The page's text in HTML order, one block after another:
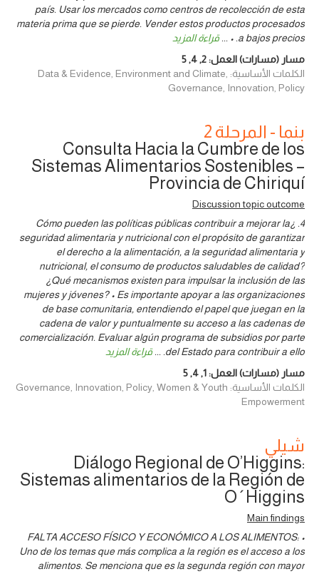
país. Usar los mercados como centros de recolección de esta
materia prima que se pierde. Vender estos productos procesados
a bajos precios. •
... قراءة المزيد
مسار (مسارات) العمل:2
,
4
,
5
الكلمات الأساسية: Data & Evidence, Environment and Climate,
Governance, Innovation, Policy
بنما - المرحلة 2
Consulta Hacia la Cumbre de los
Sistemas Alimentarios Sostenibles –
Provincia de Chiriquí
Discussion topic outcome
4. ¿Cómo pueden las políticas públicas contribuir a mejorar la
seguridad alimentaria y nutricional con el propósito de garantizar
el derecho a la alimentación, a la seguridad alimentaria y
nutricional, el consumo de productos saludables de calidad?
¿Qué mecanismos existen para impulsar la inclusión de las
mujeres y jóvenes? • Es importante apoyar a las organizaciones
de base comunitaria, entendiendo el papel que juegan en la
cadena de valor y puntualmente su acceso a las cadenas de
comercialización. Evaluar algún programa de subsidios por parte
del Estado para contribuir a ello.
... قراءة المزيد
مسار (مسارات) العمل:1
,
4
,
5
الكلمات الأساسية: Governance, Innovation, Policy, Women & Youth
Empowerment
شيلي
Diálogo Regional de O’Higgins:
Sistemas alimentarios de la Región de
O´Higgins
Main findings
• FALTA ACCESO FÍSICO Y ECONÓMICO A LOS ALIMENTOS:
Uno de los temas que más complica a la región es el acceso a los
alimentos. Se menciona que es la segunda región con mayor